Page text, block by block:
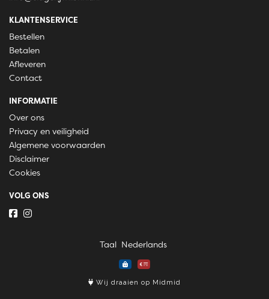
KLANTENSERVICE
Bestellen
Betalen
Afleveren
Contact
INFORMATIE
Over ons
Privacy en veiligheid
Algemene voorwaarden
Disclaimer
Cookies
VOLG ONS
Taal
Wij draaien op Midmid